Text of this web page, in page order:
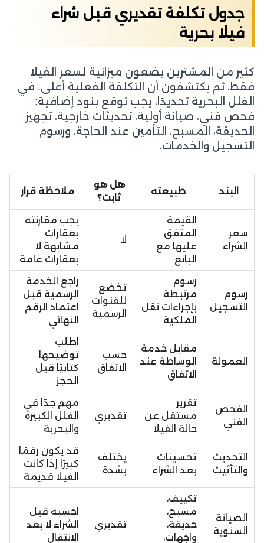
جدول تكلفة تقديري قبل شراء
فيلا بحرية
كثير من المشترين يضعون ميزانية لسعر الفيلا
فقط، ثم يكتشفون أن التكلفة الفعلية أعلى. في
الفلل البحرية تحديدًا، يجب توقع بنود إضافية:
فحص فني، صيانة أولية، تحديثات خارجية، تجهيز
الحديقة، المسبح، التأمين عند الحاجة، ورسوم
التسجيل والخدمات.
البند طبيعته
هل هو
ثابت؟
ملاحظة قرار
سعر
الشراء
القيمة
المتفق
عليها مع
البائع
لا
يجب مقارنته
بعقارات
مشابهة لا
بعقارات عامة
رسوم
التسجيل
رسوم
مرتبطة
بإجراءات نقل
الملكية
تخضع
للقنوات
الرسمية
راجع الخدمة
الرسمية قبل
اعتماد الرقم
النهائي
العمولة
مقابل خدمة
الوساطة عند
الاتفاق
حسب
الاتفاق
اطلب
توضيحها
كتابيًا قبل
الحجز
الفحص
الفني
تقرير
مستقل عن
حالة الفيلا
تقديري
مهم جدًا في
الفلل الكبيرة
والبحرية
التحديث
والتأثيث
تحسينات
بعد الشراء
يختلف
بشدة
قد يكون رقمًا
كبيرًا إذا كانت
الفيلا قديمة
الصيانة
السنوية
تكييف،
مسبح،
حديقة،
واجهات،
تقديري
احسبه قبل
الشراء لا بعد
الانتقال